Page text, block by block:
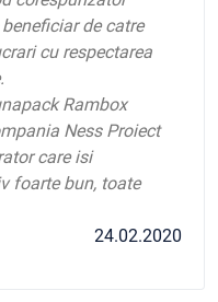
de catre
cu respectarea
Rambox
Ness Proiect
care isi
foarte bun, toate
24.02.2020